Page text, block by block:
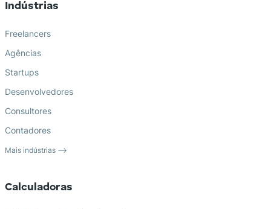
Indústrias
Freelancers
Agências
Startups
Desenvolvedores
Consultores
Contadores
Mais indústrias ⟶
Calculadoras